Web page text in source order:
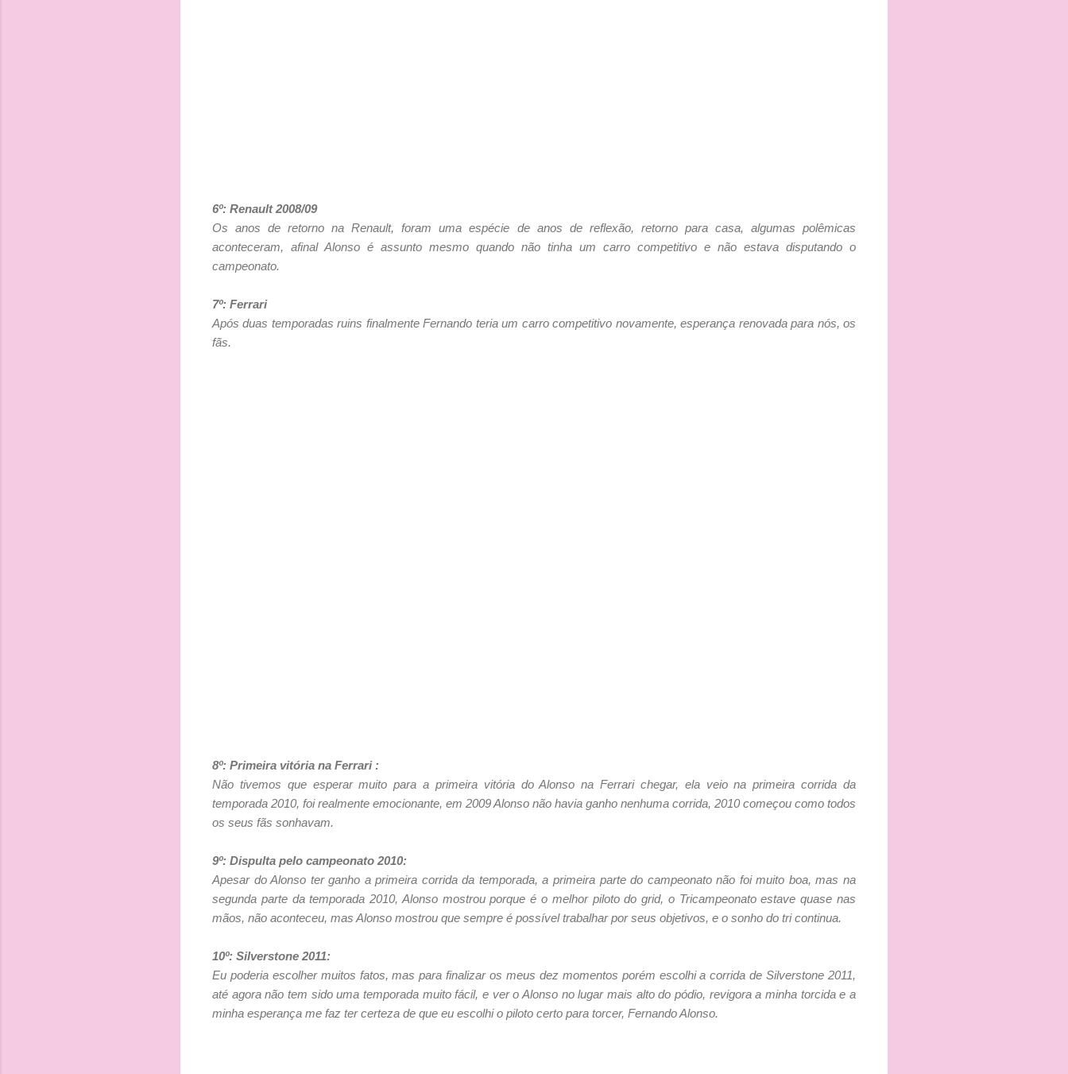
6º: Renault 2008/09
Os anos de retorno na Renault, foram uma espécie de anos de reflexão, retorno para casa, algumas polêmicas
aconteceram, afinal Alonso é assunto mesmo quando não tinha um carro competitivo e não estava disputando o
campeonato.
7º: Ferrari
Após duas temporadas ruins finalmente Fernando teria um carro competitivo novamente, esperança renovada para nós, os
fãs.
8º: Primeira vitória na Ferrari :
Não tivemos que esperar muito para a primeira vitória do Alonso na Ferrari chegar, ela veio na primeira corrida da
temporada 2010, foi realmente emocionante, em 2009 Alonso não havia ganho nenhuma corrida, 2010 começou como todos
os seus fãs sonhavam.
9º: Dispulta pelo campeonato 2010:
Apesar do Alonso ter ganho a primeira corrida da temporada, a primeira parte do campeonato não foi muito boa, mas na
segunda parte da temporada 2010, Alonso mostrou porque é o melhor piloto do grid, o Tricampeonato estave quase nas
mãos, não aconteceu, mas Alonso mostrou que sempre é possível trabalhar por seus objetivos, e o sonho do tri continua.
10º: Silverstone 2011:
Eu poderia escolher muitos fatos, mas para finalizar os meus dez momentos porém escolhi a corrida de Silverstone 2011,
até agora não tem sido uma temporada muito fácil, e ver o Alonso no lugar mais alto do pódio, revigora a minha torcida e a
minha esperança me faz ter certeza de que eu escolhi o piloto certo para torcer, Fernando Alonso.